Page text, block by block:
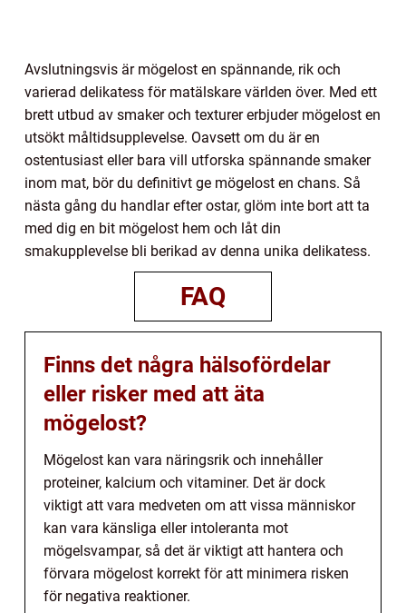
Avslutningsvis är mögelost en spännande, rik och
varierad delikatess för matälskare världen över. Med ett
brett utbud av smaker och texturer erbjuder mögelost en
utsökt måltidsupplevelse. Oavsett om du är en
ostentusiast eller bara vill utforska spännande smaker
inom mat, bör du definitivt ge mögelost en chans. Så
nästa gång du handlar efter ostar, glöm inte bort att ta
med dig en bit mögelost hem och låt din
smakupplevelse bli berikad av denna unika delikatess.
FAQ
Finns det några hälsofördelar
eller risker med att äta
mögelost?
Mögelost kan vara näringsrik och innehåller
proteiner, kalcium och vitaminer. Det är dock
viktigt att vara medveten om att vissa människor
kan vara känsliga eller intoleranta mot
mögelsvampar, så det är viktigt att hantera och
förvara mögelost korrekt för att minimera risken
för negativa reaktioner.